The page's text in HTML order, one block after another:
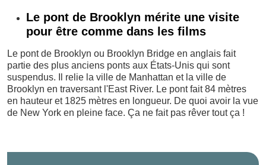
Le pont de Brooklyn mérite une visite
pour être comme dans les films
Le pont de Brooklyn ou Brooklyn Bridge en anglais fait
partie des plus anciens ponts aux États-Unis qui sont
suspendus. Il relie la ville de Manhattan et la ville de
Brooklyn en traversant l'East River. Le pont fait 84 mètres
en hauteur et 1825 mètres en longueur. De quoi avoir la vue
de New York en pleine face. Ça ne fait pas rêver tout ça !